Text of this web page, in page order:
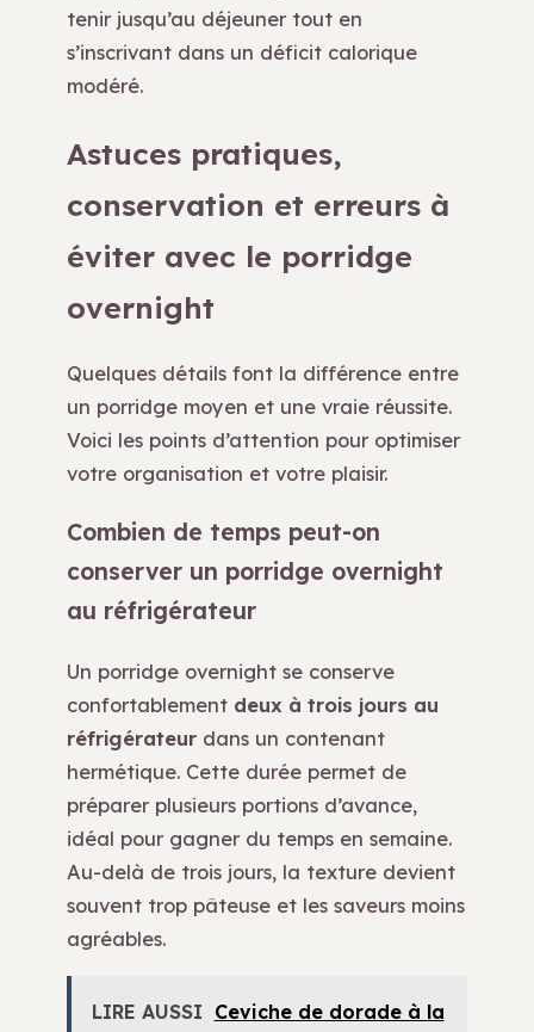
tenir jusqu’au déjeuner tout en
s’inscrivant dans un déficit calorique
modéré.
Astuces pratiques,
conservation et erreurs à
éviter avec le porridge
overnight
Quelques détails font la différence entre
un porridge moyen et une vraie réussite.
Voici les points d’attention pour optimiser
votre organisation et votre plaisir.
Combien de temps peut-on
conserver un porridge overnight
au réfrigérateur
Un porridge overnight se conserve
confortablement deux à trois jours au
réfrigérateur dans un contenant
hermétique. Cette durée permet de
préparer plusieurs portions d’avance,
idéal pour gagner du temps en semaine.
Au-delà de trois jours, la texture devient
souvent trop pâteuse et les saveurs moins
agréables.
LIRE AUSSI Ceviche de dorade à la